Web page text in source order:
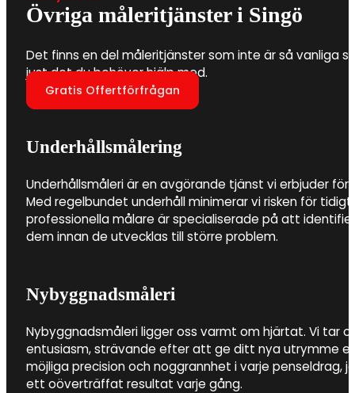
Övriga måleritjänster i Singö
Det finns en del måleritjänster som inte är så vanliga
just det du behöver hjälp med.
Gratis Offertförfrågan
Underhållsmålering
Underhållsmåleri är en avgörande tjänst vi erbjuder
Med regelbundet underhåll minimerar vi risken för
professionella målare är specialiserade på att
dem innan de utvecklas till större problem.
Nybyggnadsmåleri
Nybyggnadsmåleri ligger oss varmt om hjärtat. Vi tar
entusiasm, strävande efter att ge ditt nya utrymme
möjliga precision och noggrannhet i varje
ett oöverträffat resultat varje gång.